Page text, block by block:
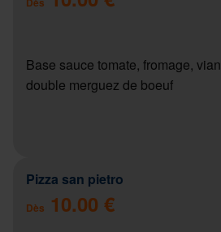
Base sauce tomate, fromage,
double merguez de boeuf
Pizza san pietro
Dès 10.00 €